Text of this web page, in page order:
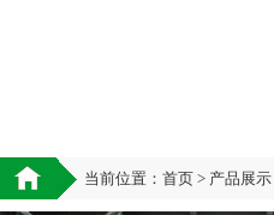
当前位置： 首页 > 产品展示